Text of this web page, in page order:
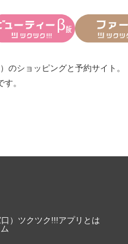
のショッピングと予約サイト。
。
） ツクツク!!!アプリとは